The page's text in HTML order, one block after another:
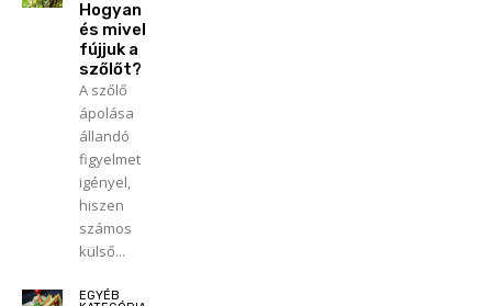
Hogyan
és mivel
fújjuk a
szőlőt?
A szőlő
ápolása
állandó
figyelmet
igényel,
hiszen
számos
külső...
EGYÉB